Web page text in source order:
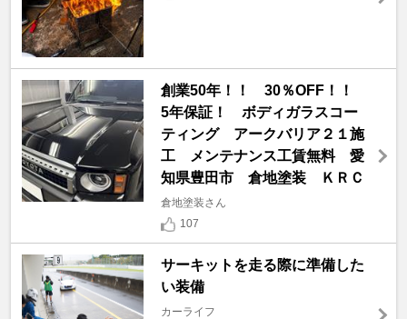
創業50年！！ 30％OFF！！
5年保証！ ボディガラスコー
ティング アークバリア２１施
工 メンテナンス工賃無料 愛
知県豊田市 倉地塗装 ＫＲＣ
倉地塗装さん
107
サーキットを走る際に準備した
い装備
カーライフ